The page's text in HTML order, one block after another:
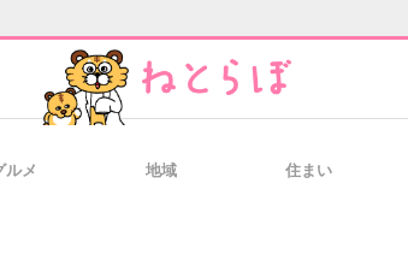
ルメ 地域 住まい